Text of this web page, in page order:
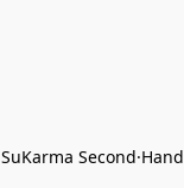
SuKarma Second·Hand